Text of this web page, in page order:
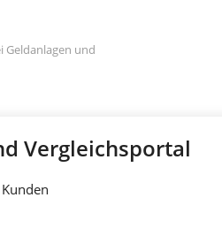
Geldanlagen und
Vergleichsportal